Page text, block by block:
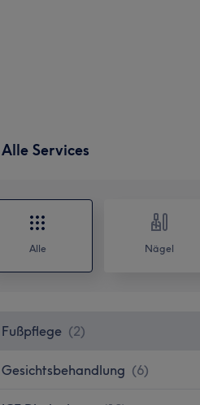
Alle Services
Alle Nägel
Fußpflege (2)
Gesichtsbehandlung (6)